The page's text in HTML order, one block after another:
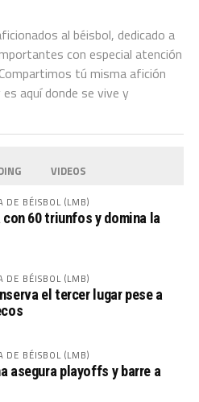
al béisbol, dedicado a
con especial atención
tú misma afición
aquí donde se vive y
VIDEOS
DE BÉISBOL (LMB)
60 triunfos y domina la
DE BÉISBOL (LMB)
el tercer lugar pese a
DE BÉISBOL (LMB)
asegura playoffs y barre a